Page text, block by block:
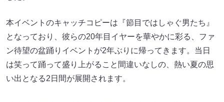
本イベントのキャッチコピーは『節目ではしゃぐ男たち』
となっており、彼らの20年目イヤーを華やかに彩る、ファ
ン待望の盆踊りイベントが2年ぶりに帰ってきます。当日
は笑って踊って盛り上がること間違いなしの、熱い夏の思
い出となる2日間が展開されます。